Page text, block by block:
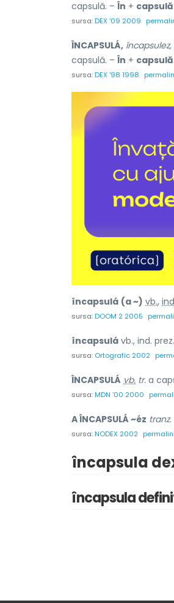
capsulă. – În +
sursa:DEX '09 2009
ÎNCAPSULÁ, încapsulez,
capsulă. – În +
sursa:DEX '98 1998
încapsulá (a ~) vb.,
sursa:DOOM 2 2005
încapsulá vb., ind.
sursa: Ortografic 2002
ÎNCAPSULÁ vb. tr. a
sursa:MDN '00 2000
A ÎNCAPSULÁ ~éz
sursa:NODEX 2002
încapsula
încapsula